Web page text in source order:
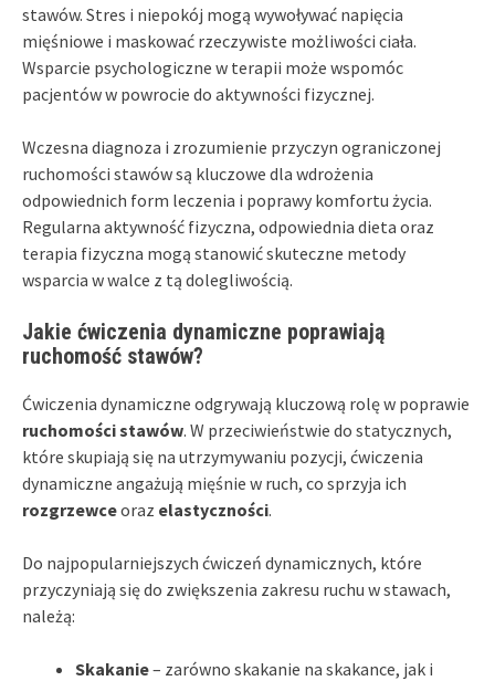
stawów. Stres i niepokój mogą wywoływać napięcia
mięśniowe i maskować rzeczywiste możliwości ciała.
Wsparcie psychologiczne w terapii może wspomóc
pacjentów w powrocie do aktywności fizycznej.
Wczesna diagnoza i zrozumienie przyczyn ograniczonej
ruchomości stawów są kluczowe dla wdrożenia
odpowiednich form leczenia i poprawy komfortu życia.
Regularna aktywność fizyczna, odpowiednia dieta oraz
terapia fizyczna mogą stanowić skuteczne metody
wsparcia w walce z tą dolegliwością.
Jakie ćwiczenia dynamiczne poprawiają
ruchomość stawów?
Ćwiczenia dynamiczne odgrywają kluczową rolę w poprawie
ruchomości stawów. W przeciwieństwie do statycznych,
które skupiają się na utrzymywaniu pozycji, ćwiczenia
dynamiczne angażują mięśnie w ruch, co sprzyja ich
rozgrzewceoraz elastyczności.
Do najpopularniejszych ćwiczeń dynamicznych, które
przyczyniają się do zwiększenia zakresu ruchu w stawach,
należą:
Skakanie– zarówno skakanie na skakance, jak i